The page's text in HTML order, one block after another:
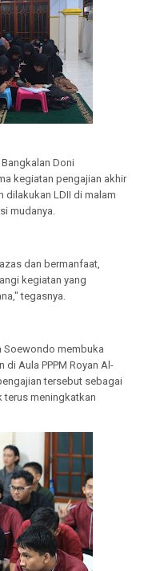
Doni
kegiatan pengajian akhir
dilakukan LDII di malam
mudanya.
dan bermanfaat,
kegiatan yang
tegasnya.
Soewondo membuka
Aula PPPM Royan Al-
tersebut sebagai
terus meningkatkan